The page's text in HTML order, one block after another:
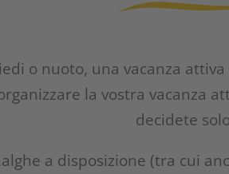
o nuoto, una vacanza
la vostra vacanza
decidete
a disposizione (tra cui